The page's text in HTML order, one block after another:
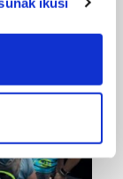
it for
is processed